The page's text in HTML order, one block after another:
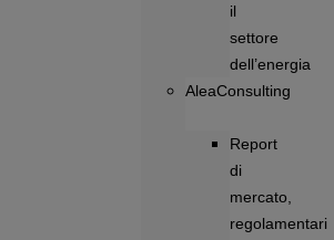
il
settore
dell’energia
AleaConsulting
Report
di
mercato,
regolamentari